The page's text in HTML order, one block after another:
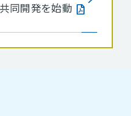
同開発を始動